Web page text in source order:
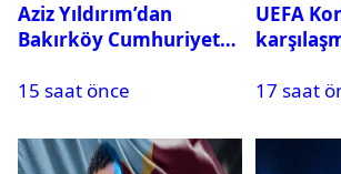
Aziz Yıldırım’dan
Bakırköy Cumhuriyet
duyurusu
15 saat önce
UEFA
17 saat